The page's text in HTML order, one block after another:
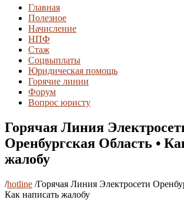
Главная
Полезное
Начисление
НПФ
Стаж
Соцвыплаты
Юридическая помощь
Горячие линии
Форум
Вопрос юристу
Горячая Линия
Оренбургская Область •
жалобу
/hotline /Горячая Линия Электросети
Как написать жалобу